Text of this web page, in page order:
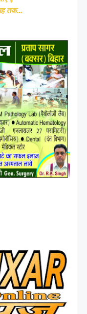
तक...